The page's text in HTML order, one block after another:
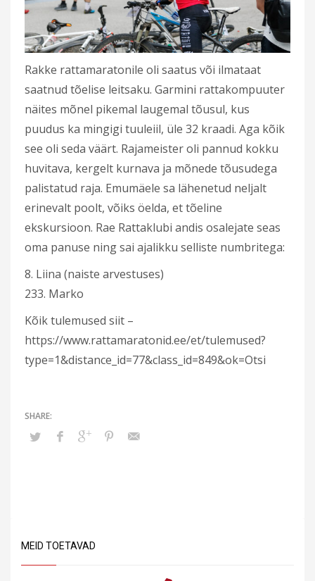
Rakke rattamaratonile oli saatus või ilmataat
saatnud tõelise leitsaku. Garmini rattakompuuter
näites mõnel pikemal laugemal tõusul, kus
puudus ka mingigi tuuleiil, üle 32 kraadi. Aga kõik
see oli seda väärt. Rajameister oli pannud kokku
huvitava, kergelt kurnava ja mõnede tõusudega
palistatud raja. Emumäele sa lähenetud neljalt
erinevalt poolt, võiks öelda, et tõeline
ekskursioon. Rae Rattaklubi andis osalejate seas
oma panuse ning sai ajalikku selliste numbritega:
8. Liina (naiste arvestuses)
233. Marko
Kõik tulemused siit –
https://www.rattamaratonid.ee/et/tulemused?
type=1&distance_id=77&class_id=849&ok=Otsi
MEID TOETAVAD